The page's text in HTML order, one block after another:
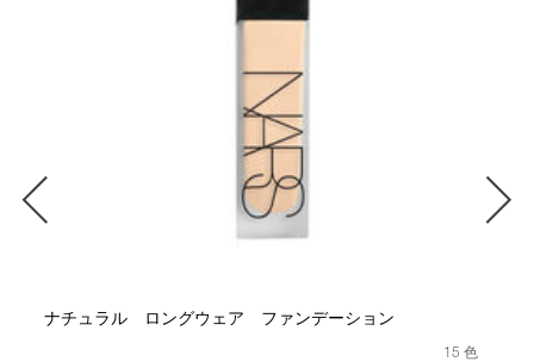
ナチュラル ロングウェア ファンデーション
15 色